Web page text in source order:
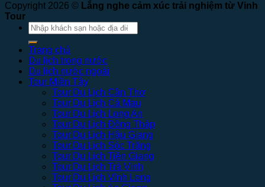
Copyright 2026 © Lắng nghe cảm xúc trải nghiệm từ Vinh
Tour
Tìm
kiếm:
Trang chủ
Du lịch trong nước
Du lịch nước ngoài
Tour Miền Tây
Tour Du Lịch Cần Thơ
Tour Du Lịch Cà Mau
Tour Du Lịch Long An
Tour Du Lịch Đồng Tháp
Tour Du Lịch Hậu Giang
Tour Du Lịch Sóc Trăng
Tour Du Lịch Tiền Giang
Tour Du Lịch Trà Vinh
Tour Du Lịch Vĩnh Long